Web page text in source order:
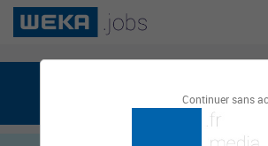
Continuer sans
weka.jobs, le réseau de